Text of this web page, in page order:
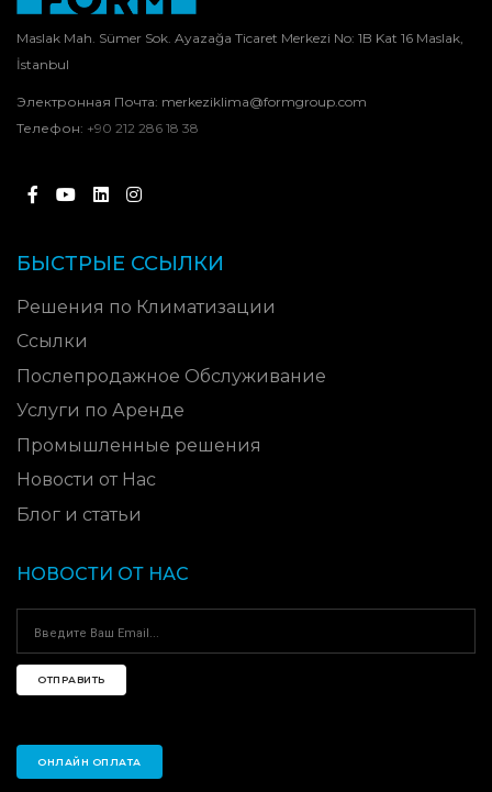
Maslak Mah. Sümer Sok. Ayazağa Ticaret Merkezi No: 1B Kat 16 Maslak,
İstanbul
Электронная Почта: merkeziklima@formgroup.com
Телефон: +90 212 286 18 38
БЫСТРЫЕ ССЫЛКИ
Решения по Климатизации
Ссылки
Послепродажное Обслуживание
Услуги по Аренде
Промышленные решения
Новости от Нас
Блог и статьи
НОВОСТИ ОТ НАС
ОТПРАВИТЬ
ОНЛАЙН ОПЛАТА